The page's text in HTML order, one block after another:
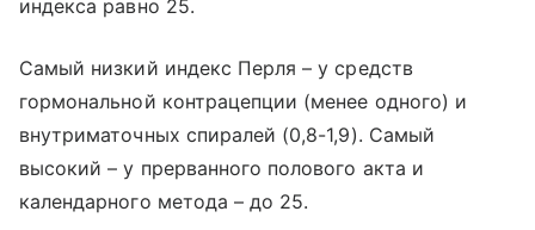
индекса равно 25.
Самый низкий индекс Перля – у средств
гормональной контрацепции (менее одного) и
внутриматочных спиралей (0,8-1,9). Самый
высокий – у прерванного полового акта и
календарного метода – до 25.